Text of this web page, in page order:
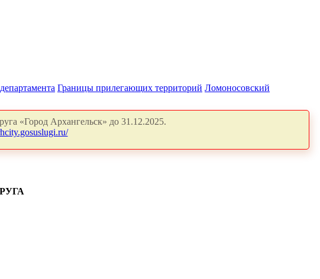
Границы прилегающих территорий Ломоносовский
«Город Архангельск» до 31.12.2025.